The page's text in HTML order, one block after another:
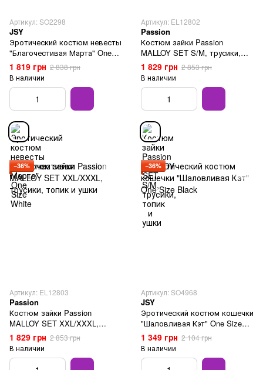
Артикул: SO2298
JSY
Эротический костюм невесты
"Благочестивая Марта" One
Size White
1 819 грн 2 838 грн
В наличии
Артикул: EL12802
Passion
Костюм зайки Passion
MALLOY SET S/M, трусики,
топик и ушки
1 829 грн 2 853 грн
В наличии
−36%
Артикул: EL12803
Passion
Костюм зайки Passion
MALLOY SET XXL/XXXL,
трусики, топик и ушки
1 829 грн 2 853 грн
В наличии
−36%
Артикул: SO4968
JSY
Эротический костюм кошечки
"Шаловливая Кэт" One Size
Black
1 349 грн 2 104 грн
В наличии